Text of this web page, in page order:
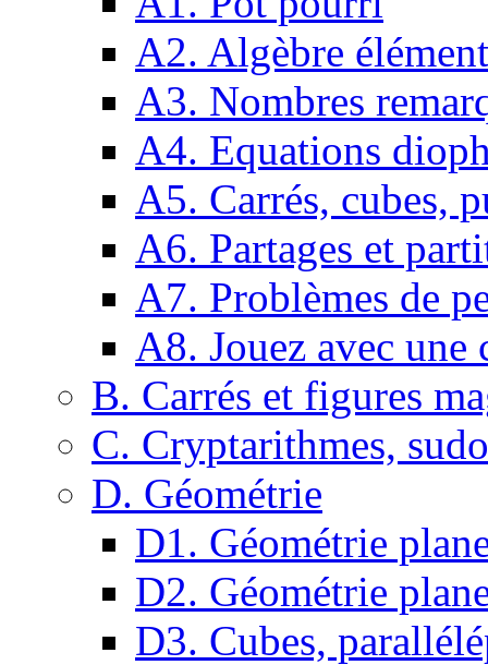
A2. Algèbre
A3. Nombres
A4. Equations
A5. Carrés, cubes,
A6. Partages et
A7. Problèmes de
A8. Jouez avec une
B. Carrés et figures
C. Cryptarithmes,
D. Géométrie
D1. Géométrie
D2. Géométrie
D3. Cubes,